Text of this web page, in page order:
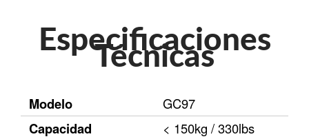
Especificaciones
Técnicas
Modelo GC97
Capacidad < 150kg / 330lbs